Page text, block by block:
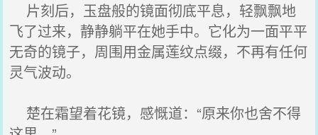
片刻后，玉盘般的镜面彻底平息，轻飘飘地
飞了过来，静静躺平在她手中。它化为一面平平
无奇的镜子，周围用金属莲纹点缀，不再有任何
灵气波动。
楚在霜望着花镜，感慨道：“原来你也舍不得